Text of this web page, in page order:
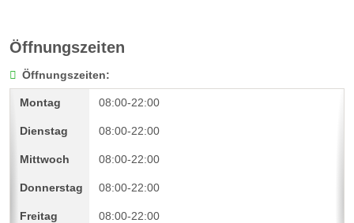
Öffnungszeiten
Öffnungszeiten:
08:00-22:00
08:00-22:00
08:00-22:00
08:00-22:00
08:00-22:00